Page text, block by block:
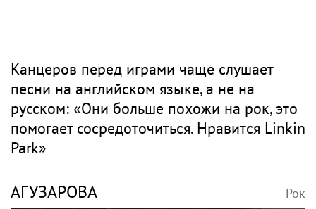
Канцеров перед играми чаще слушает
песни на английском языке, а не на
русском: «Они больше похожи на рок, это
помогает сосредоточиться. Нравится Linkin
Park»
АГУЗАРОВА Рок